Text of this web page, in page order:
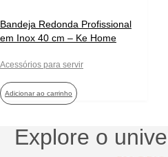
Bandeja Redonda Profissional
em Inox 40 cm – Ke Home
Acessórios para servir
Adicionar ao carrinho
Explore o